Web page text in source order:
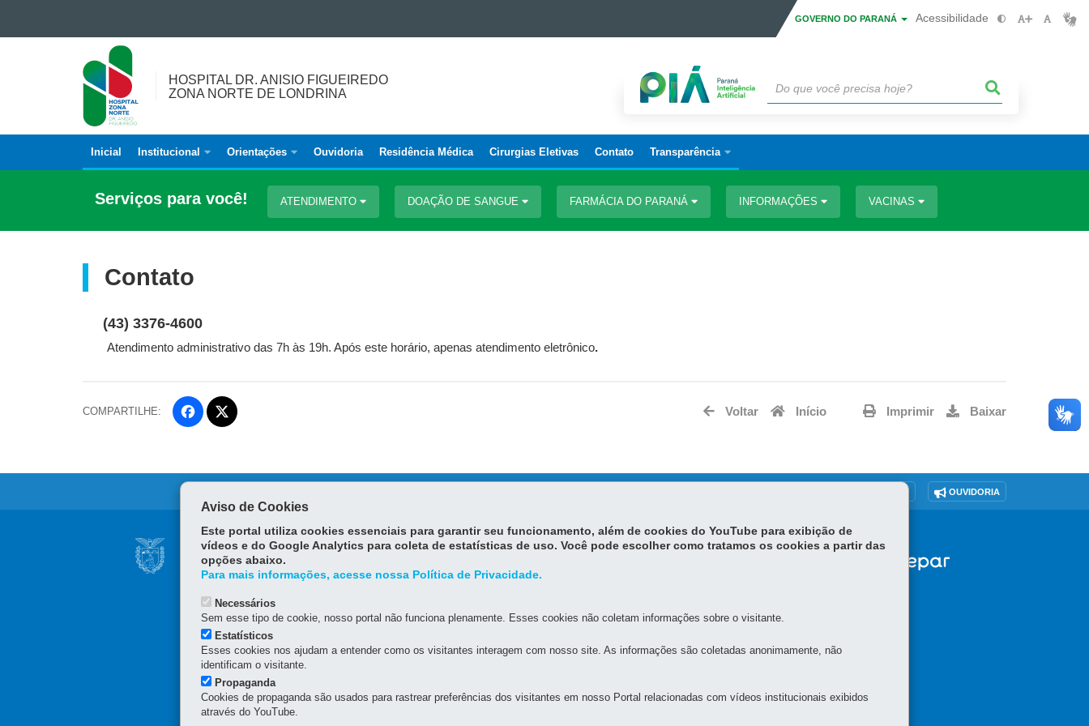
Ir para a navegação
Ir para a busca
GOVERNO DO PARANÁ Acessibilidade
HOSPITAL
DR.
ANISIO
FIGUEIREDO
<BR
/>ZONA
NORTE
DE
LONDRINA
HOSPITAL DR. ANISIO FIGUEIREDO
ZONA NORTE DE LONDRINA
Navegação
principal
Inicial Institucional Orientações Ouvidoria Residência Médica Cirurgias Eletivas Contato Transparência
Serviços para você! ATENDIMENTO DOAÇÃO DE SANGUE FARMÁCIA DO PARANÁ INFORMAÇÕES VACINAS
Contato
(43) 3376-4600
Atendimento administrativo das 7h às 19h. Após este horário, apenas atendimento eletrônico.
COMPARTILHE:
Fa
ce
ok
er
Voltar Início Imprimir Baixar
DENUNCIE CORRUPÇÃO OUVIDORIA
Navegação
principal
HOSPITAL DR. ANISIO FIGUEIREDO / HOSPITAL ZONA NORTE
Rua Odilon Braga, 199 - Cj. Sebastião de Melo Cesar
43 3376-4600
Aviso de Cookies
Este portal utiliza cookies essenciais para garantir seu funcionamento, além de cookies do YouTube para exibição de
vídeos e do Google Analytics para coleta de estatísticas de uso. Você pode escolher como tratamos os cookies a partir das
opções abaixo.
Para mais informações, acesse nossa Política de Privacidade.
Necessários
Sem esse tipo de cookie, nosso portal não funciona plenamente. Esses cookies não coletam informações sobre o visitante.
Estatísticos
Esses cookies nos ajudam a entender como os visitantes interagem com nosso site. As informações são coletadas anonimamente, não
identificam o visitante.
Propaganda
Cookies de propaganda são usados para rastrear preferências dos visitantes em nosso Portal relacionadas com vídeos institucionais exibidos
através do YouTube.